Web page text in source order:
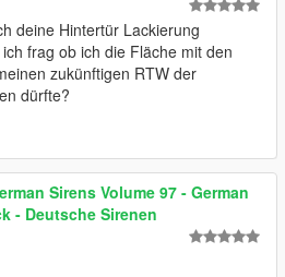
deine Hintertür Lackierung
frag ob ich die Fläche mit den
zukünftigen RTW der
dürfte?
Sirens Volume 97 - German
- Deutsche Sirenen